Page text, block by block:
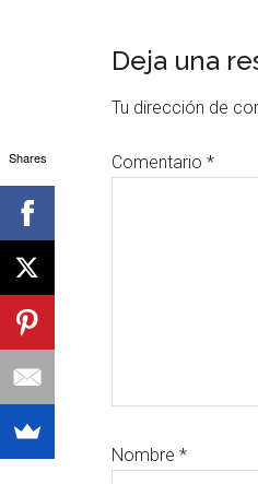
con
lectores
Deja una
Tu dirección de
Comentario *
Nombre *
Shares